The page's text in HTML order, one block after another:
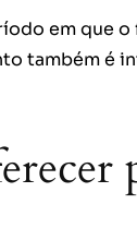
em que
também é